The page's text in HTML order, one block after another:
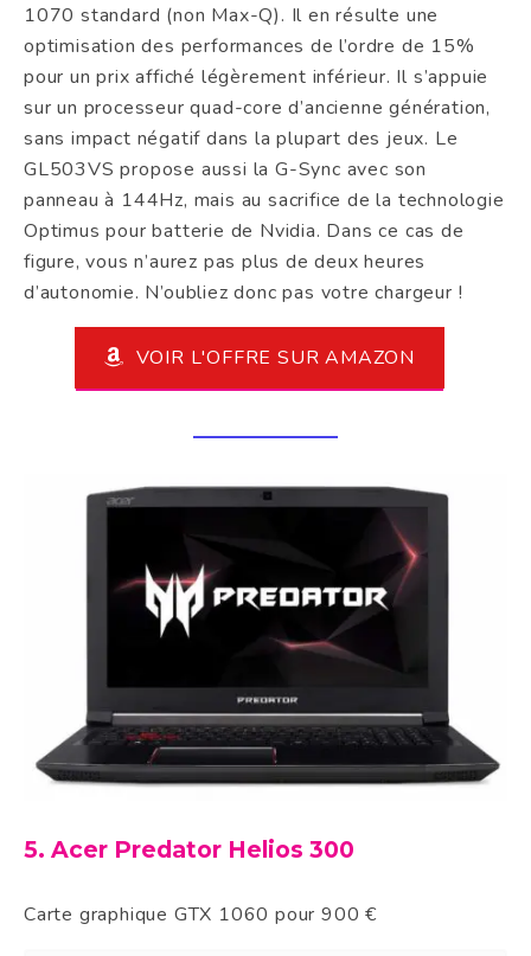
1070 standard (non Max-Q). Il en résulte une
optimisation des performances de l’ordre de 15%
pour un prix affiché légèrement inférieur. Il s’appuie
sur un processeur quad-core d’ancienne génération,
sans impact négatif dans la plupart des jeux. Le
GL503VS propose aussi la G-Sync avec son
panneau à 144Hz, mais au sacrifice de la technologie
Optimus pour batterie de Nvidia. Dans ce cas de
figure, vous n’aurez pas plus de deux heures
d’autonomie. N’oubliez donc pas votre chargeur !
VOIR L'OFFRE SUR AMAZON
5. Acer Predator Helios 300
Carte graphique GTX 1060 pour 900 €